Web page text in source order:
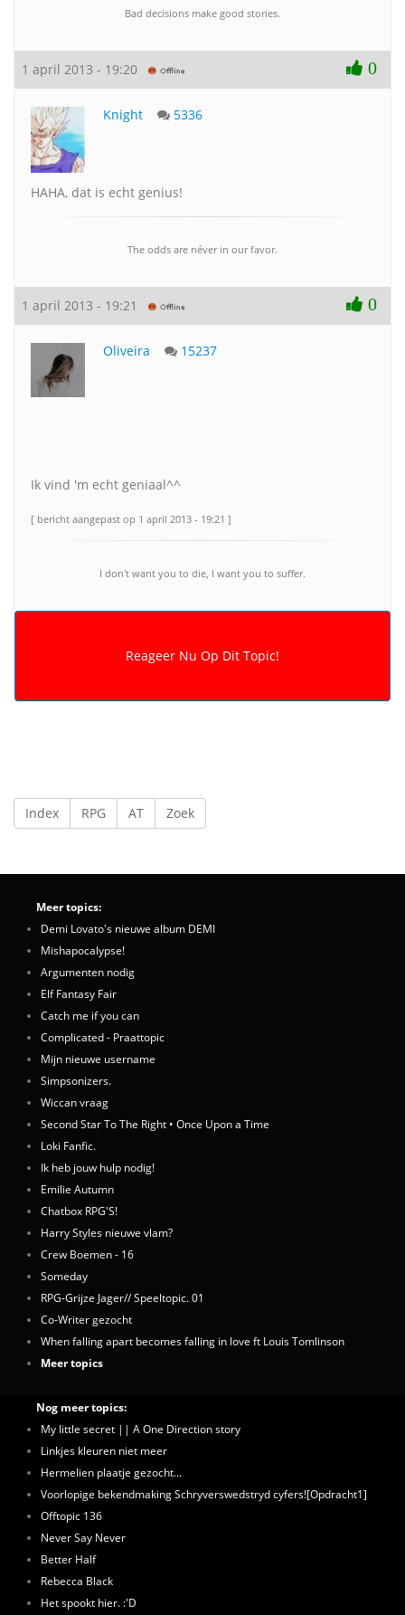
Bad decisions make good stories.
1 april 2013 - 19:20 0
Knight 5336
HAHA, dat is echt genius!
The odds are néver in our favor.
1 april 2013 - 19:21 0
Oliveira 15237
Ik vind 'm echt geniaal^^
[ bericht aangepast op 1 april 2013 - 19:21 ]
I don't want you to die, I want you to suffer.
Index RPG AT Zoek
Meer topics:
Demi Lovato's nieuwe album DEMI
Mishapocalypse!
Argumenten nodig
Elf Fantasy Fair
Catch me if you can
Complicated - Praattopic
Mijn nieuwe username
Simpsonizers.
Wiccan vraag
Second Star To The Right • Once Upon a Time
Loki Fanfic.
Ik heb jouw hulp nodig!
Emilie Autumn
Chatbox RPG'S!
Harry Styles nieuwe vlam?
Crew Boemen - 16
Someday
RPG-Grijze Jager// Speeltopic. 01
Co-Writer gezocht
When falling apart becomes falling in love ft Louis Tomlinson
Meer topics
Nog meer topics:
My little secret || A One Direction story
Linkjes kleuren niet meer
Hermelien plaatje gezocht...
Voorlopige bekendmaking Schryverswedstryd cyfers![Opdracht1]
Offtopic 136
Never Say Never
Better Half
Rebecca Black
Het spookt hier. :'D